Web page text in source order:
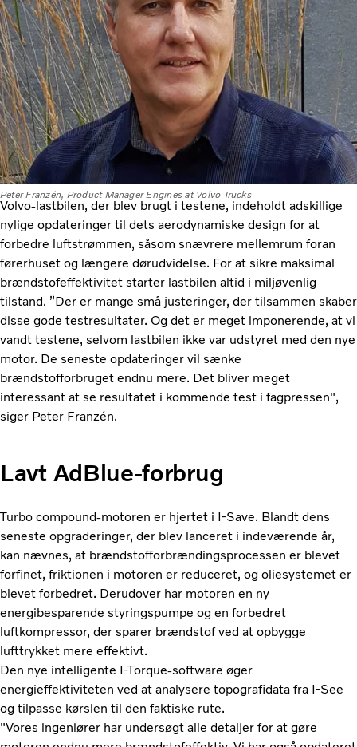
Peter Franzén, Product Manager Engines at Volvo Trucks
Volvo-lastbilen, der blev brugt i testene, indeholdt adskillige
nylige opdateringer til dets aerodynamiske design for at
forbedre luftstrømmen, såsom snævrere mellemrum foran
førerhuset og længere dørudvidelse. For at sikre maksimal
brændstofeffektivitet starter lastbilen altid i miljøvenlig
tilstand. ”Der er mange små justeringer, der tilsammen skaber
disse gode testresultater. Og det er meget imponerende, at vi
vandt testene, selvom lastbilen ikke var udstyret med den nye
motor. De seneste opdateringer vil sænke
brændstofforbruget endnu mere. Det bliver meget
interessant at se resultatet i kommende test i fagpressen",
siger Peter Franzén.
Lavt AdBlue-forbrug
Turbo compound-motoren er hjertet i I-Save. Blandt dens
seneste opgraderinger, der blev lanceret i indeværende år,
kan nævnes, at brændstofforbrændingsprocessen er blevet
forfinet, friktionen i motoren er reduceret, og oliesystemet er
blevet forbedret. Derudover har motoren en ny
energibesparende styringspumpe og en forbedret
luftkompressor, der sparer brændstof ved at opbygge
lufttrykket mere effektivt.
Den nye intelligente I-Torque-software øger
energieffektiviteten ved at analysere topografidata fra I-See
og tilpasse kørslen til den faktiske rute.
"Vores ingeniører har undersøgt alle detaljer for at gøre